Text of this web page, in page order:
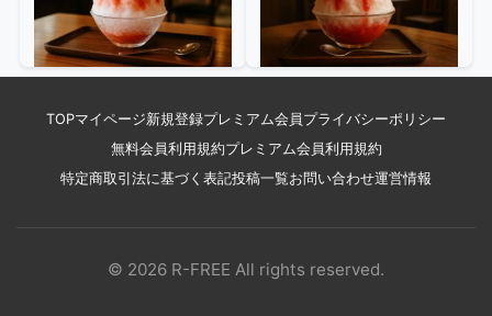
TOPマイページ新規登録プレミアム会員 プライバシーポリシー
無料会員利用規約プレミアム会員利用規約
特定商取引法に基づく表記投稿一覧お問い合わせ運営情報
© 2026 R-FREE All rights reserved.